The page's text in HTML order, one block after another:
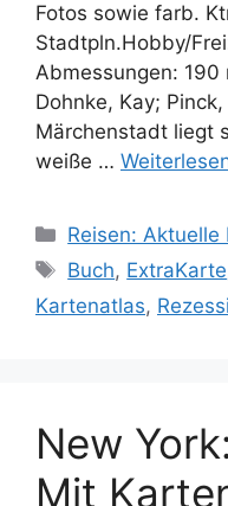
Fotos sowie farb.
Stadtpln.Hobby/
Abmessungen: 190
Dohnke, Kay;
Märchenstadt liegt
weiße …
Kategorien
Reisen: Aktuelle
Schlagwörter
Buch, ExtraKarte
Kartenatlas,
New
Mit